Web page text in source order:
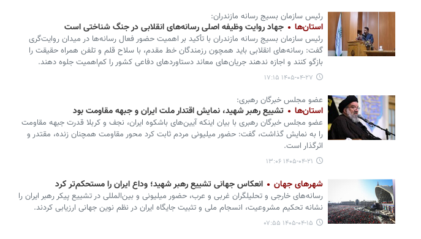
رئیس سازمان بسیج رسانه مازندران:
استان‌ها جهاد روایت وظیفه اصلی رسانه‌های انقلابی در جنگ شناختی است
رئیس سازمان بسیج رسانه مازندران با تأکید بر اهمیت حضور فعال رسانه‌ها در میدان روایت‌گری
گفت: رسانه‌های انقلابی باید همچون رزمندگان خط مقدم، با سلاح قلم و تلفن همراه حقیقت را
بازگو کنند و اجازه ندهند جریان‌های معاند دستاوردهای دفاعی کشور را کم‌اهمیت جلوه دهند.
۱۴۰۵-۰۴-۲۷ ۱۷:۱۵
عضو مجلس خبرگان رهبری:
استان‌ها تشییع رهبر شهید، نمایش اقتدار ملت ایران و جبهه مقاومت بود
عضو مجلس خبرگان رهبری با بیان اینکه آیین‌های باشکوه ایران، نجف و کربلا قدرت جبهه مقاومت
را به نمایش گذاشت، گفت: حضور میلیونی مردم ثابت کرد محور مقاومت همچنان زنده، مقتدر و
اثرگذار است.
۱۴۰۵-۰۴-۲۱ ۱۳:۰۶
شهرهای جهان انعکاس جهانی تشییع رهبر شهید؛ وداع ایران را مستحکم‌تر کرد
رسانه‌های خارجی و تحلیلگران غربی و عرب، حضور میلیونی و بین‌المللی در تشییع پیکر رهبر ایران را
نشانه تحکیم مشروعیت، انسجام ملی و تثبیت جایگاه ایران در نظم نوین جهانی ارزیابی کردند.
۱۴۰۵-۰۴-۱۵ ۰۷:۵۵